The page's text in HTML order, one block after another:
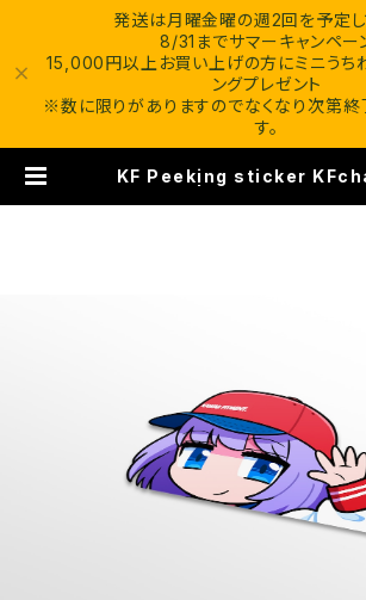
発送は月曜金曜の週2回を予定し
8/31までサマーキャンペー
15,000円以上お買い上げの方にミニうち
ングプレゼント
※数に限りがありますのでなくなり次第終
す。
KF Peeking sticker